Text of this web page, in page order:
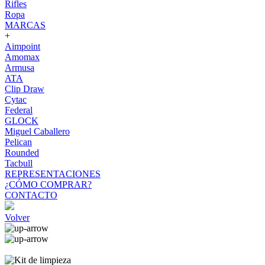
Rifles
Ropa
MARCAS
+
Aimpoint
Amomax
Armusa
ATA
Clip Draw
Cytac
Federal
GLOCK
Miguel Caballero
Pelican
Rounded
Tacbull
REPRESENTACIONES
¿CÓMO COMPRAR?
CONTACTO
Volver